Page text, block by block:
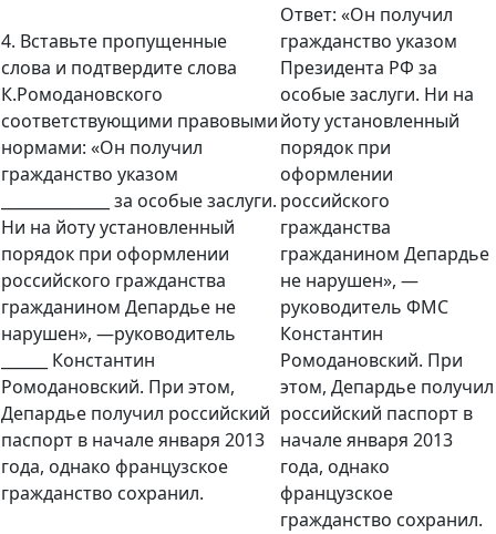
4. Вставьте пропущенные
слова и подтвердите слова
К.Ромодановского
соответствующими правовыми
нормами: «Он получил
гражданство указом
______________ за особые заслуги.
Ни на йоту установленный
порядок при оформлении
российского гражданства
гражданином Депардье не
нарушен», —руководитель
______ Константин
Ромодановский. При этом,
Депардье получил российский
паспорт в начале января 2013
года, однако французское
гражданство сохранил.
Ответ: «Он получил
гражданство указом
Президента РФ за
особые заслуги. Ни на
йоту установленный
порядок при
оформлении
российского
гражданства
гражданином Депардье
не нарушен», —
руководитель ФМС
Константин
Ромодановский. При
этом, Депардье получил
российский паспорт в
начале января 2013
года, однако
французское
гражданство сохранил.